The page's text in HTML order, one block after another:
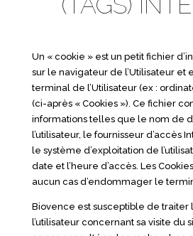
Un « cookie » est un petit fichier
sur le navigateur de l’Utilisateur et
terminal de l’Utilisateur (ex :
(ci-après « Cookies »). Ce fichier
informations telles que le nom de
l’utilisateur, le fournisseur d’accès
le système d’exploitation de
date et l’heure d’accès. Les
aucun cas d’endommager le
Biovence est susceptible de traiter
l’utilisateur concernant sa visite du